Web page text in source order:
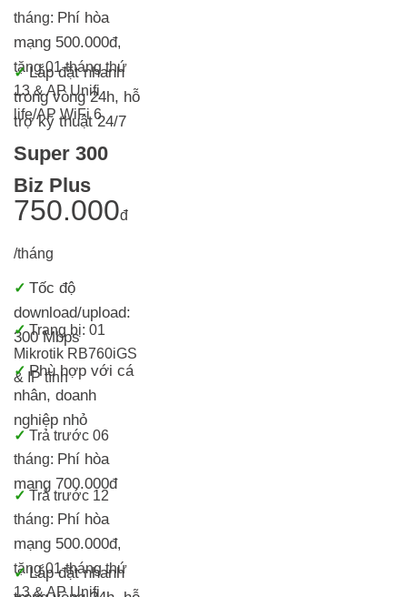
tháng: Phí hòa
mạng 500.000đ,
tặng 01 tháng thứ
13 & AP Unifi
life/AP WiFi 6
✓Lắp đặt nhanh
trong vòng 24h, hỗ
trợ kỹ thuật 24/7
Super 300
Biz Plus
750.000đ
/tháng
✓ Tốc độ
download/upload:
300 Mbps
✓Trang bị: 01
Mikrotik RB760iGS
& IP tĩnh
✓Phù hợp với cá
nhân, doanh
nghiệp nhỏ
✓ Trả trước 06
tháng: Phí hòa
mạng 700.000đ
✓ Trả trước 12
tháng: Phí hòa
mạng 500.000đ,
tặng 01 tháng thứ
13 & AP Unifi
✓ Lắp đặt nhanh